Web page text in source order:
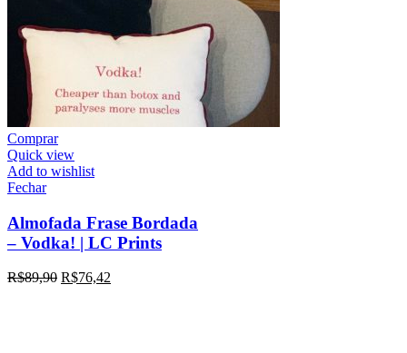
Comprar
Quick view
Add to wishlist
Fechar
Almofada Frase Bordada
– Vodka! | LC Prints
R$89,90 R$76,42